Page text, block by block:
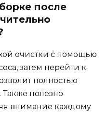
после
очистки с помощью
затем перейти к
полностью
Также полезно
внимание каждому